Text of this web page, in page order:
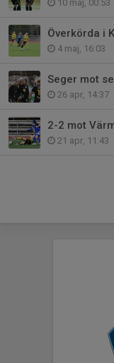
10 maj, 00:53
Överkörda i
4 maj, 16:03
Seger mot
26 apr, 14:37
2-2 mot
21 apr, 11:43